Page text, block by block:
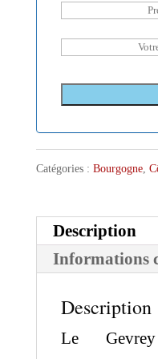
Catégories : Bourgogne,
Description
Informations
Description
Le